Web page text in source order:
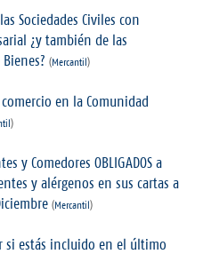
Sociedades Civiles con
¿y también de las
(Mercantil)
en la Comunidad
)
y Comedores OBLIGADOS a
y alérgenos en sus cartas a
(Mercantil)
si estás incluido en el último